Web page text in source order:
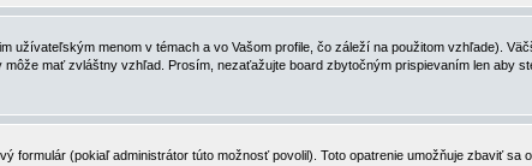
užívateľským menom v témach a vo Vašom profile, čo záleží na použitom vzhľade).
mať zvláštny vzhľad. Prosím, nezaťažujte board zbytočným prispievaním len aby
formulár (pokiaľ administrátor túto možnosť povolil). Toto opatrenie umožňuje zbaviť